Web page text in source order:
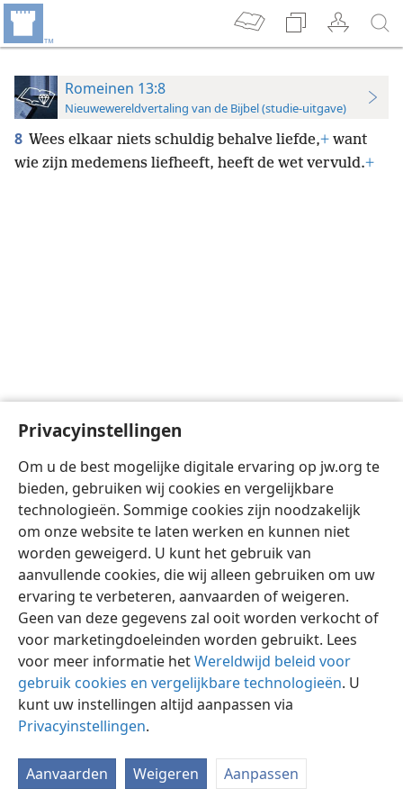
Privacyinstellingen
Om u de best mogelijke digitale ervaring op jw.org te
bieden, gebruiken wij cookies en vergelijkbare
technologieën. Sommige cookies zijn noodzakelijk
om onze website te laten werken en kunnen niet
worden geweigerd. U kunt het gebruik van
aanvullende cookies, die wij alleen gebruiken om uw
ervaring te verbeteren, aanvaarden of weigeren.
Geen van deze gegevens zal ooit worden verkocht of
voor marketingdoeleinden worden gebruikt. Lees
voor meer informatie hetWereldwijd beleid voor
gebruik cookies en vergelijkbare technologieën. U
kunt uw instellingen altijd aanpassen via
Privacyinstellingen.
Aanvaarden Weigeren Aanpassen
Romeinen 13:8
Nieuwewereldvertaling van de Bijbel (studie-uitgave)
8 Wees elkaar niets schuldig behalve liefde,+ want
wie zijn medemens liefheeft, heeft de wet vervuld.+
Nederlands Instellingen
Copyright © 2026 Watch Tower Bible and Tract Society of Pennsylvania
Gebruiksvoorwaarden Privacybeleid
JW.ORG
Inloggen